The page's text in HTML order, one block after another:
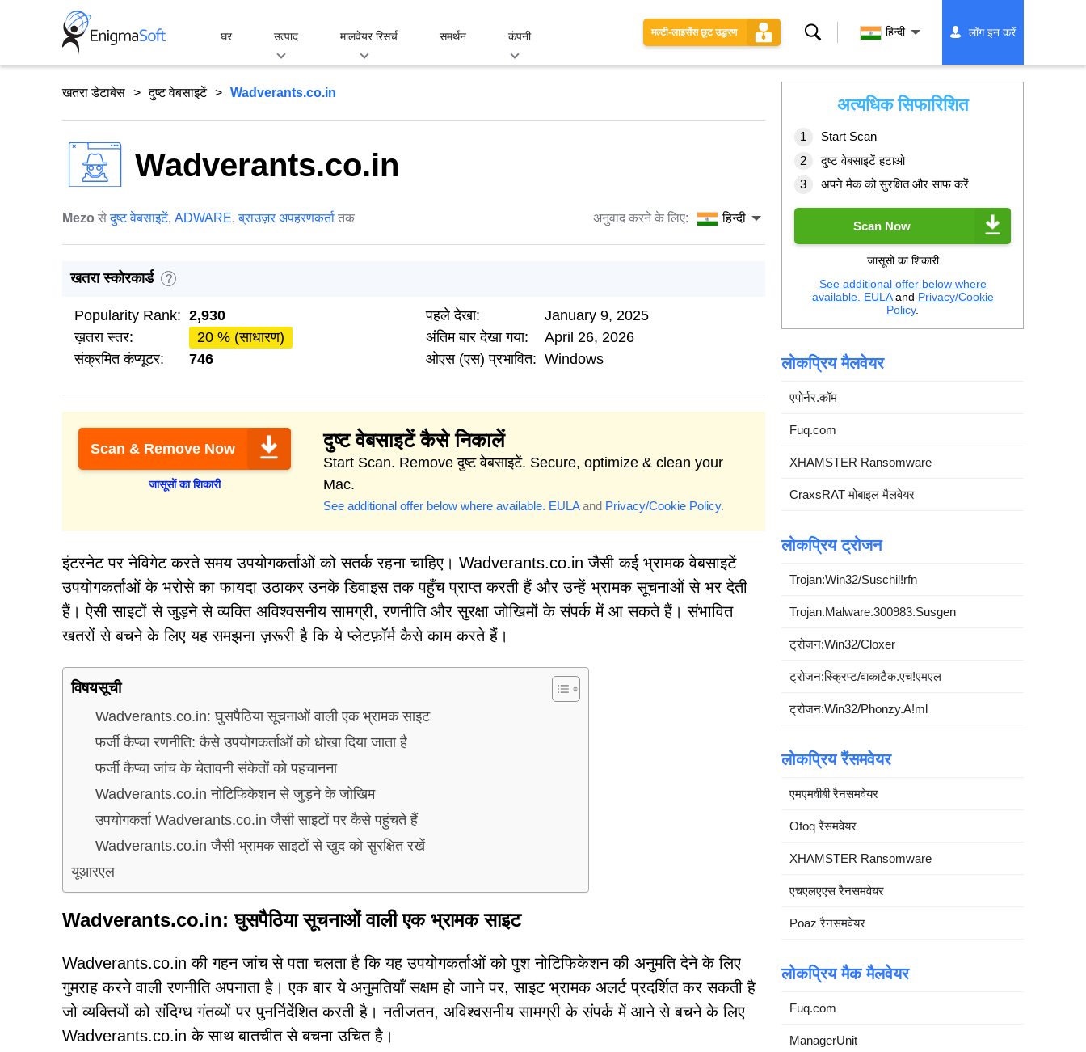
घर उत्पाद मालवेयर रिसर्च समर्थन कंपनी मल्टी-लाइसेंस छूट उद्धरण खोज हिन्दी लॉग इन करें
खतरा डेटाबेस दुष्ट वेबसाइटें Wadverants.co.in
Wadverants.co.in
Mezo सेदुष्ट वेबसाइटें, ADWARE,ब्राउज़र अपहरणकर्ता तक अनुवाद करने के लिए: हिन्दी
खतरा स्कोरकार्ड ?
Popularity Rank: 2,930
ख़तरा स्तर:
20 % (साधारण)
संक्रमित कंप्यूटर:
746
पहले देखा:
January 9, 2025
अंतिम बार देखा गया:
April 26, 2026
ओएस (एस) प्रभावित: Windows
Scan & Remove Now
जासूसों का शिकारी
दुष्ट वेबसाइटें कैसे निकालें
Start Scan. Remove दुष्ट वेबसाइटें. Secure, optimize & clean your
Mac.
See additional offer below where available. EULAand Privacy/Cookie Policy.
इंटरनेट पर नेविगेट करते समय उपयोगकर्ताओं को सतर्क रहना चाहिए। Wadverants.co.in जैसी कई भ्रामक वेबसाइटें
उपयोगकर्ताओं के भरोसे का फायदा उठाकर उनके डिवाइस तक पहुँच प्राप्त करती हैं और उन्हें भ्रामक सूचनाओं से भर देती
हैं। ऐसी साइटों से जुड़ने से व्यक्ति अविश्वसनीय सामग्री, रणनीति और सुरक्षा जोखिमों के संपर्क में आ सकते हैं। संभावित
खतरों से बचने के लिए यह समझना ज़रूरी है कि ये प्लेटफ़ॉर्म कैसे काम करते हैं।
विषयसूची
Wadverants.co.in: घुसपैठिया सूचनाओं वाली एक भ्रामक साइट
फर्जी कैप्चा रणनीति: कैसे उपयोगकर्ताओं को धोखा दिया जाता है
फर्जी कैप्चा जांच के चेतावनी संकेतों को पहचानना
Wadverants.co.in नोटिफिकेशन से जुड़ने के जोखिम
उपयोगकर्ता Wadverants.co.in जैसी साइटों पर कैसे पहुंचते हैं
Wadverants.co.in जैसी भ्रामक साइटों से खुद को सुरक्षित रखें
यूआरएल
Wadverants.co.in: घुसपैठिया सूचनाओं वाली एक भ्रामक साइट
Wadverants.co.in की गहन जांच से पता चलता है कि यह उपयोगकर्ताओं को पुश नोटिफिकेशन की अनुमति देने के लिए
गुमराह करने वाली रणनीति अपनाता है। एक बार ये अनुमतियाँ सक्षम हो जाने पर, साइट भ्रामक अलर्ट प्रदर्शित कर सकती है
जो व्यक्तियों को संदिग्ध गंतव्यों पर पुनर्निर्देशित करती है। नतीजतन, अविश्वसनीय सामग्री के संपर्क में आने से बचने के लिए
Wadverants.co.in के साथ बातचीत से बचना उचित है।
अत्यधिक सिफारिशित
Start Scan
दुष्ट वेबसाइटें हटाओ
अपने मैक को सुरक्षित और साफ करें
Scan Now
जासूसों का शिकारी
See additional offer below where
available. EULAand Privacy/Cookie
Policy.
लोकप्रिय मैलवेयर
एपोर्नर.कॉम
Fuq.com
XHAMSTER Ransomware
CraxsRAT मोबाइल मैलवेयर
लोकप्रिय ट्रोजन
Trojan:Win32/Suschil!rfn
Trojan.Malware.300983.Susgen
ट्रोजन:Win32/Cloxer
ट्रोजन:स्क्रिप्ट/वाकाटैक.एच!एमएल
ट्रोजन:Win32/Phonzy.A!ml
लोकप्रिय रैंसमवेयर
एमएमवीबी रैनसमवेयर
Ofoq रैंसमवेयर
XHAMSTER Ransomware
एचएलएएस रैनसमवेयर
Poaz रैनसमवेयर
लोकप्रिय मैक मैलवेयर
Fuq.com
ManagerUnit